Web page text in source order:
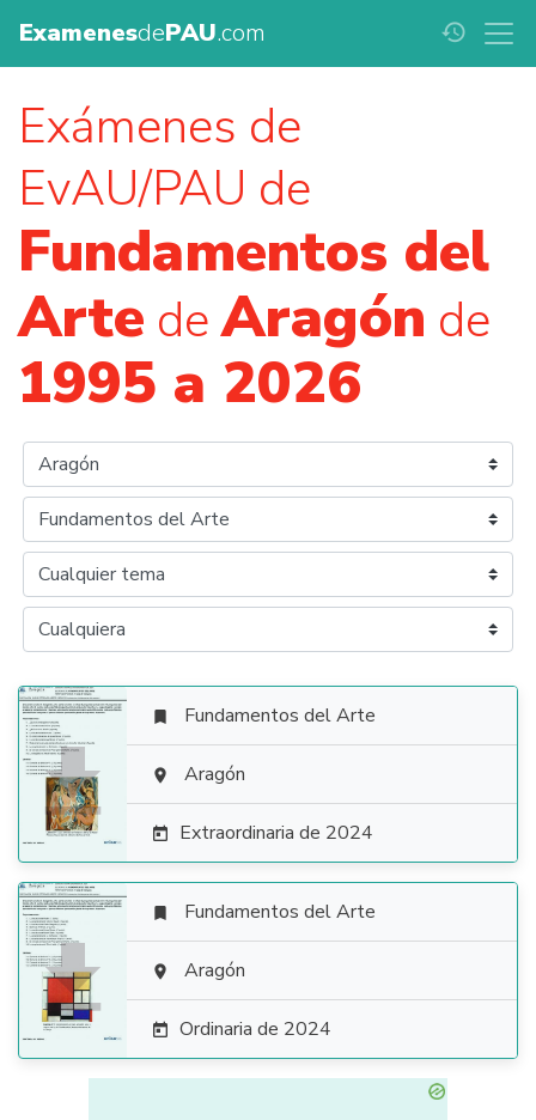
ExamenesdePAU.com history
Exámenes de
EvAU/PAU de
Fundamentos del
Arte deAragón de
1995 a 2026

 Fundamentos del Arte
 Aragón
 Extraordinaria de 2024

 Fundamentos del Arte
 Aragón
 Ordinaria de 2024